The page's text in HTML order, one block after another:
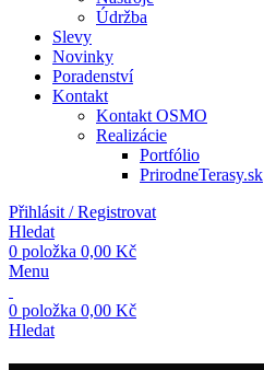
Údržba
Slevy
Novinky
Poradenství
Kontakt
Kontakt OSMO
Realizácie
Portfólio
PrirodneTerasy.sk
Přihlásit / Registrovat
Hledat
0 položka 0,00 Kč
Menu
0 položka 0,00 Kč
Hledat